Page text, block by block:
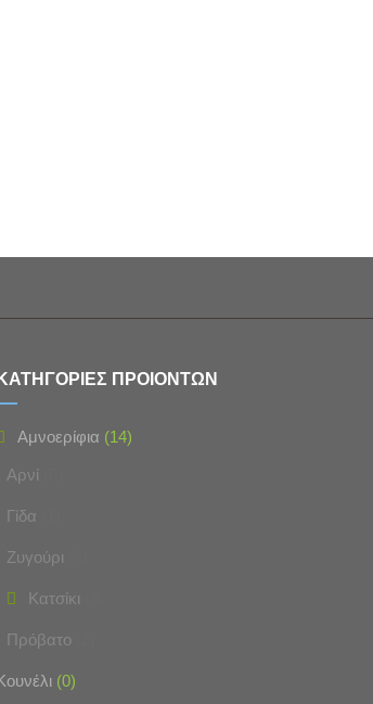
ΚΑΤΗΓΟΡΙΕΣ ΠΡΟΪΟΝΤΩΝ
Αμνοερίφια (14)
Αρνί
Γίδα
Ζυγούρι
Κατσίκι
Πρόβατο
(0)